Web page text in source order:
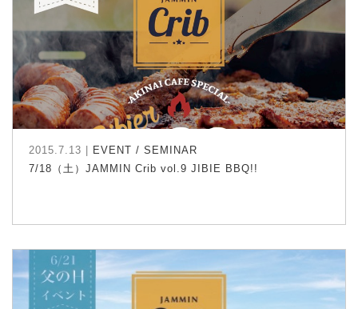
2015.7.13 |
EVENT / SEMINAR
7/18（土）JAMMIN Crib vol.9 JIBIE BBQ!!